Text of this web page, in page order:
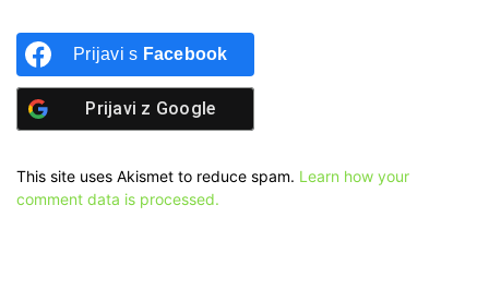
Prijavi s Facebook
Prijavi z Google
This site uses Akismet to reduce spam. Learn how your
comment data is processed.